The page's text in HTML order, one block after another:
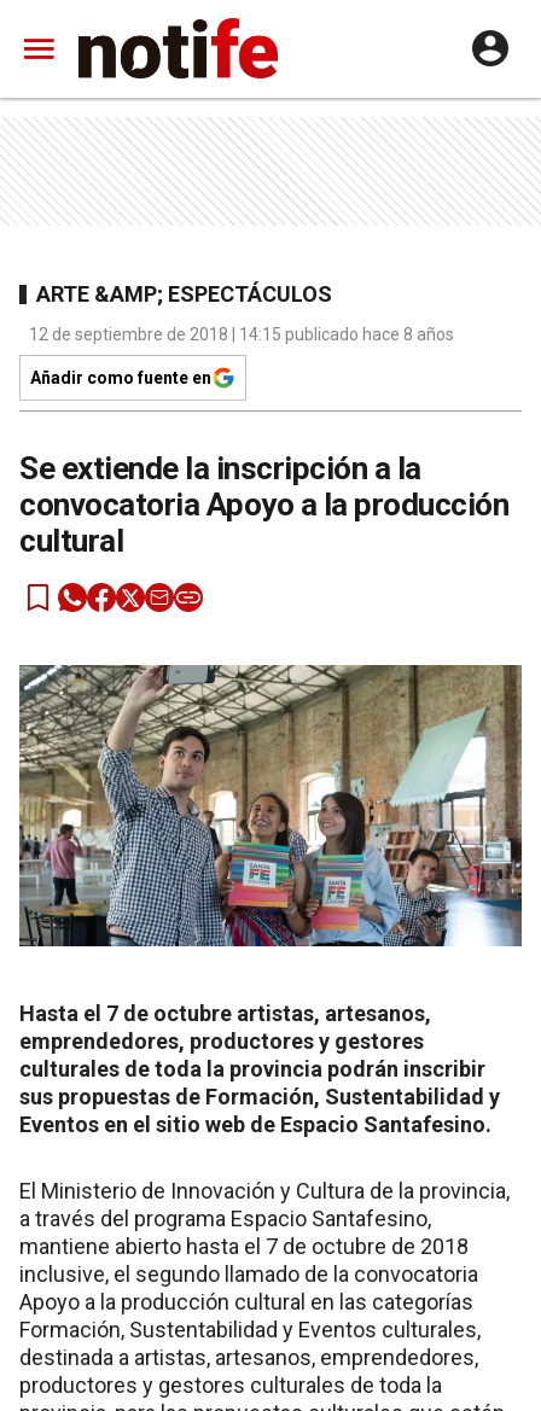
ARTE &AMP; ESPECTÁCULOS
12 de septiembre de 2018 | 14:15 publicado hace 8 años
Añadir como fuente en
Se extiende la inscripción a la
convocatoria Apoyo a la producción
cultural
Hasta el 7 de octubre artistas, artesanos,
emprendedores, productores y gestores
culturales de toda la provincia podrán inscribir
sus propuestas de Formación, Sustentabilidad y
Eventos en el sitio web de Espacio Santafesino.
El Ministerio de Innovación y Cultura de la provincia,
a través del programa Espacio Santafesino,
mantiene abierto hasta el 7 de octubre de 2018
inclusive, el segundo llamado de la convocatoria
Apoyo a la producción cultural en las categorías
Formación, Sustentabilidad y Eventos culturales,
destinada a artistas, artesanos, emprendedores,
productores y gestores culturales de toda la